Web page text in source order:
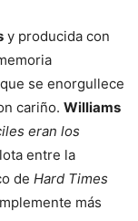
y producida con
se enorgullece
cariño. Williams
eran los
entre la
de Hard Times
más